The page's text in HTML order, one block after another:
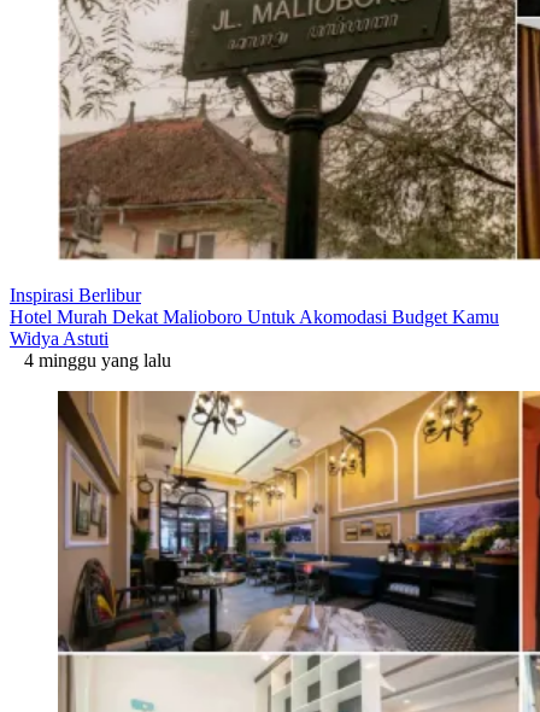
Inspirasi Berlibur
Hotel Murah Dekat Malioboro Untuk Akomodasi Budget Kamu
Widya Astuti
4 minggu yang lalu